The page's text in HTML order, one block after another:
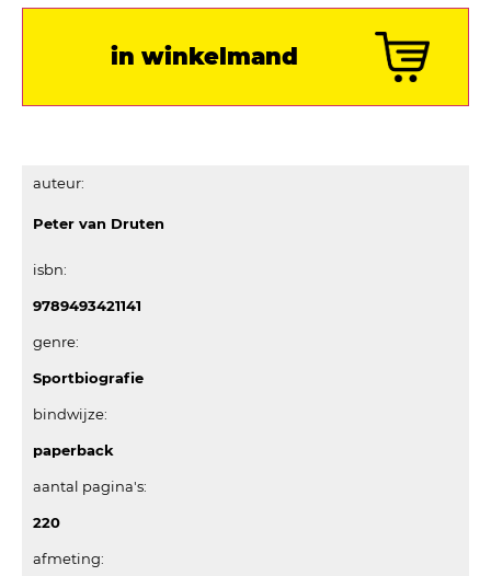
in winkelmand
auteur:
Peter van Druten
isbn:
9789493421141
genre:
Sportbiografie
bindwijze:
paperback
aantal pagina's:
220
afmeting: